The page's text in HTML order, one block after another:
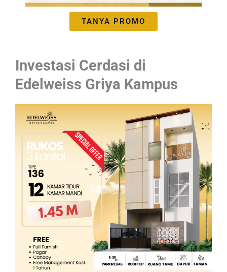
TANYA PROMO
Investasi Cerdasi di
Edelweiss Griya Kampus